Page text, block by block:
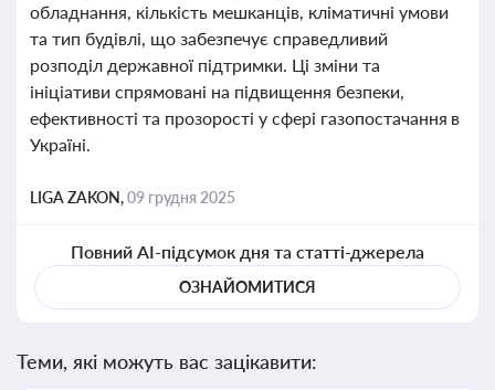
обладнання, кількість мешканців, кліматичні умови
та тип будівлі, що забезпечує справедливий
розподіл державної підтримки. Ці зміни та
ініціативи спрямовані на підвищення безпеки,
ефективності та прозорості у сфері газопостачання в
Україні.
LIGA ZAKON,09 грудня 2025
Повний AI-підсумок дня та статті-джерела
ОЗНАЙОМИТИСЯ
Теми, які можуть вас зацікавити: